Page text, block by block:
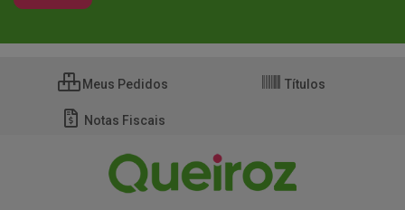
Meus Pedidos Títulos
Notas Fiscais